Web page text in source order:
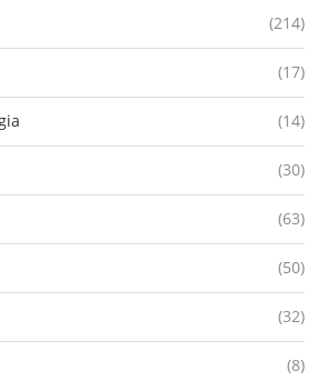
(214)
(17)
(14)
(30)
(63)
(50)
(32)
(8)